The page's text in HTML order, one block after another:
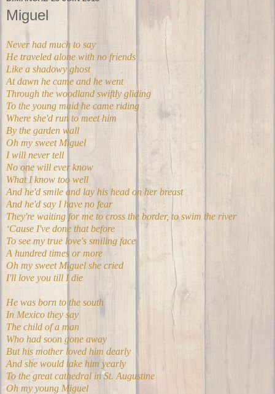
Miguel
Never had much to say
He traveled alone with no friends
Like a shadowy ghost
At dawn he came and he went
Through the woodland swiftly gliding
To the young maid he came riding
Where she'd run to meet him
By the garden wall
Oh my sweet Miguel
I will never tell
No one will ever know
What I know too well
And he'd smile and lay his head on her breast
And he'd say I have no fear
They're waiting for me to cross the border, to swim the river
‘Cause I've done that before
To see my true love's smiling face
A hundred times or more
Oh my sweet Miguel she cried
I'll love you till I die
He was born to the south
In Mexico they say
The child of a man
Who had soon gone away
But his mother loved him dearly
And she would take him yearly
To the great cathedral in St. Augustine
Oh my young Miguel